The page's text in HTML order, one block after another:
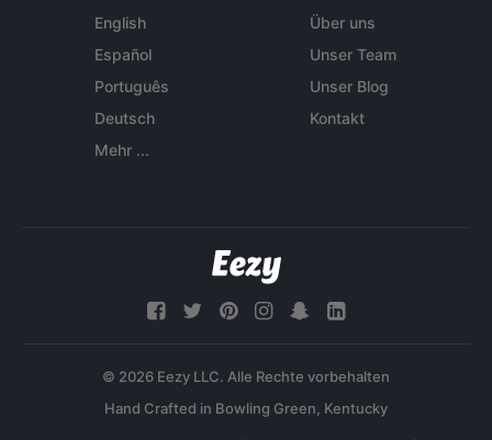
English
Español
Português
Deutsch
Mehr ...
Über uns
Unser Team
Unser Blog
Kontakt
© 2026 Eezy LLC. Alle Rechte vorbehalten